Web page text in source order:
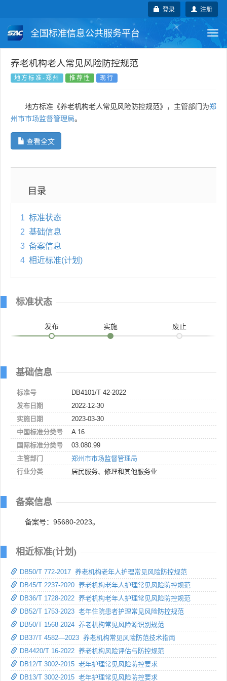
注册
登录
全国标准信息公共服务平台
国家标准 行业标准
国外标准 技术委员会
养老机构老人常见风险防控规范
地方标准-郑州 推荐性 现行
地方标准《养老机构老人常见风险防控规范》，主管部门为郑
州市市场监督管理局。
查看全文
目录
1 标准状态
2 基础信息
3 备案信息
4 相近标准(计划)
标准状态
发布 实施 废止
基础信息
标准号
DB4101/T 42-2022
发布日期
2022-12-30
实施日期
2023-03-30
中国标准分类号
A 16
国际标准分类号
03.080.99
主管部门
郑州市市场监督管理局
行业分类
居民服务、修理和其他服务业
备案信息
备案号：95680-2023。
相近标准(计划)
DB50/T 772-2017 养老机构老年人护理常见风险防控规范
DB45/T 2237-2020 养老机构老年人护理常见风险防控规范
DB36/T 1728-2022 养老机构老年人护理常见风险防控规范
DB52/T 1753-2023 老年住院患者护理常见风险防控规范
DB50/T 1568-2024 养老机构常见风险源识别规范
DB37/T 4582—2023 养老机构常见风险防范技术指南
DB4420/T 16-2022 养老机构风险评估与防控规范
DB12/T 3002-2015 老年护理常见风险防控要求
DB13/T 3002-2015 老年护理常见风险防控要求